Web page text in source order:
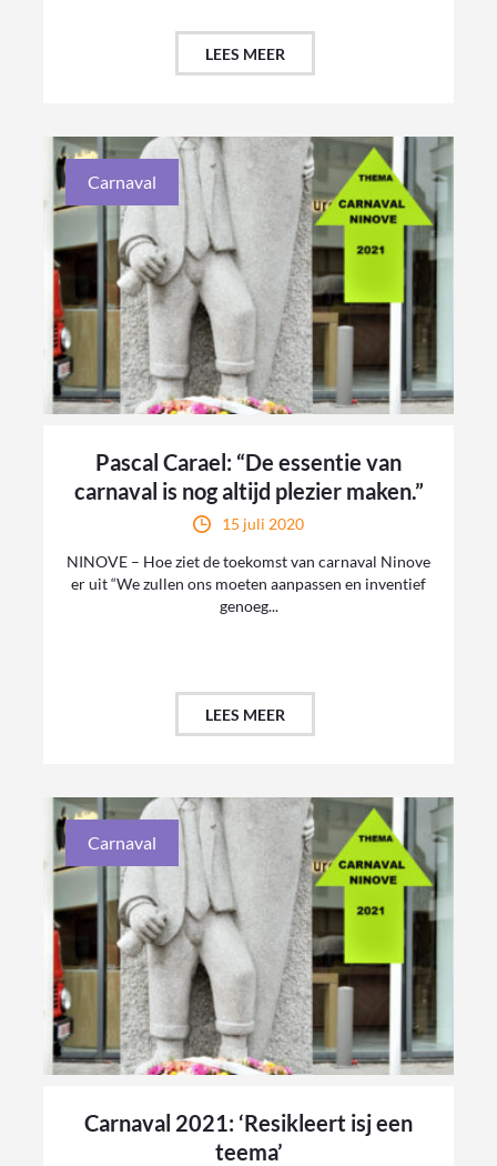
LEES MEER
Carnaval
Pascal Carael: “De essentie van
carnaval is nog altijd plezier maken.”
15 juli 2020
NINOVE – Hoe ziet de toekomst van carnaval Ninove
er uit “We zullen ons moeten aanpassen en inventief
genoeg...
LEES MEER
Carnaval
Carnaval 2021: ‘Resikleert isj een
teema’